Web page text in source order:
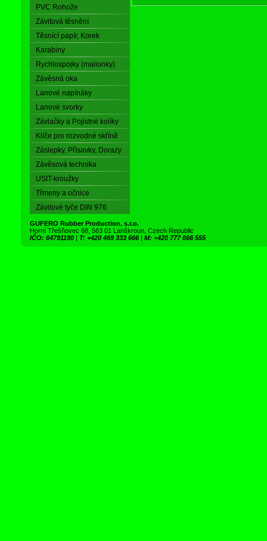
PVC Rohože
Závitová těsnění
Těsnící papír, Korek
Karabiny
Rychlospojky (mailonky)
Závěsná oka
Lanové napínáky
Lanové svorky
Závlačky a Pojistné kolíky
Klíče pro rozvodné skříně
Záslepky, Přísavky, Dorazy
Závěsová technika
USIT-kroužky
Třmeny a očnice
Závitové tyče DIN 976
GUFERO Rubber Production, s.r.o.
Horní Třešňovec 68, 563 01 Lanškroun, Czech Republic
IČO: 64791190 | T: +420 469 333 666 | M: +420 777 666 555